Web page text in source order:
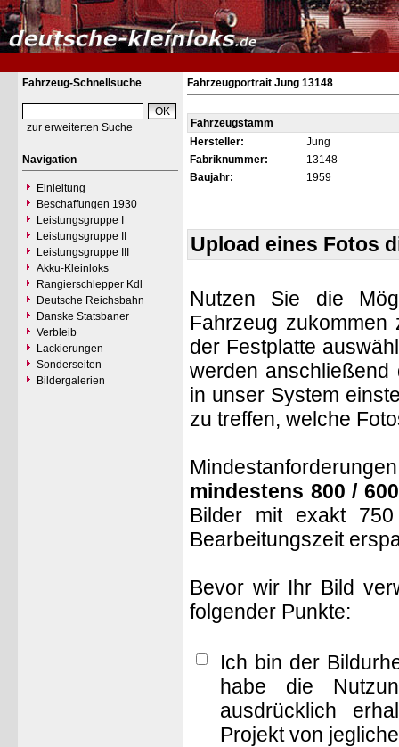
Fahrzeug-Schnellsuche
zur erweiterten Suche
Navigation
Einleitung
Beschaffungen 1930
Leistungsgruppe I
Leistungsgruppe II
Leistungsgruppe III
Akku-Kleinloks
Rangierschlepper Kdl
Deutsche Reichsbahn
Danske Statsbaner
Verbleib
Lackierungen
Sonderseiten
Bildergalerien
Fahrzeugportrait Jung 13148
Fahrzeugstamm
Hersteller:
Jung
Fabriknummer:
13148
Baujahr:
1959
Upload eines Fotos
Nutzen Sie die
Fahrzeug
der Festplatte
werden anschließend
in unser System
zu treffen, welche
mindestens 800 /
Bilder mit exakt
Bearbeitungszeit
Bevor wir Ihr Bild
folgender Punkte:
Ich bin der
habe die
ausdrücklich
Projekt von